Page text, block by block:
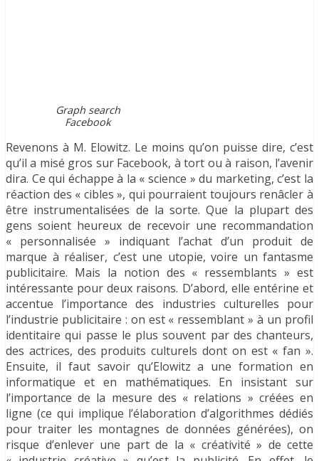
Graph search
Facebook
Revenons à M. Elowitz. Le moins qu’on puisse dire, c’est
qu’il a misé gros sur Facebook, à tort ou à raison, l’avenir
dira. Ce qui échappe à la « science » du marketing, c’est la
réaction des « cibles », qui pourraient toujours renâcler à
être instrumentalisées de la sorte. Que la plupart des
gens soient heureux de recevoir une recommandation
« personnalisée » indiquant l’achat d’un produit de
marque à réaliser, c’est une utopie, voire un fantasme
publicitaire. Mais la notion des « ressemblants » est
intéressante pour deux raisons. D’abord, elle entérine et
accentue l’importance des industries culturelles pour
l’industrie publicitaire : on est « ressemblant » à un profil
identitaire qui passe le plus souvent par des chanteurs,
des actrices, des produits culturels dont on est « fan ».
Ensuite, il faut savoir qu’Elowitz a une formation en
informatique et en mathématiques. En insistant sur
l’importance de la mesure des « relations » créées en
ligne (ce qui implique l’élaboration d’algorithmes dédiés
pour traiter les montagnes de données générées), on
risque d’enlever une part de la « créativité » de cette